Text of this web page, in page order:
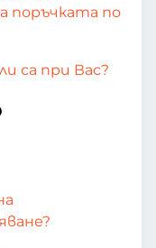
поръчката по
са при Вас?